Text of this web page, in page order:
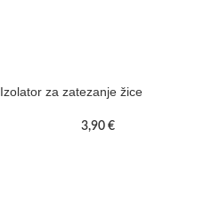
Izolator za zatezanje žice
3,90 €